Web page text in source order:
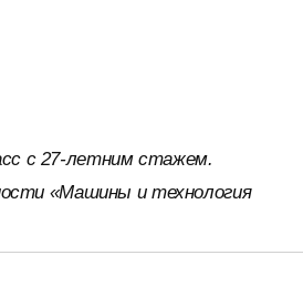
с 27-летним стажем.
«Машины и технология